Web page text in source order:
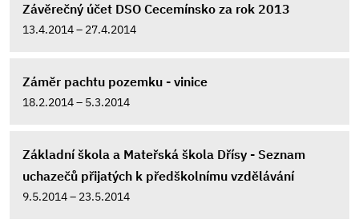
Závěrečný účet DSO Cecemínsko za rok 2013
13.4.2014 – 27.4.2014
Záměr pachtu pozemku - vinice
18.2.2014 – 5.3.2014
Základní škola a Mateřská škola Dřísy - Seznam
uchazečů přijatých k předškolnímu vzdělávání
9.5.2014 – 23.5.2014